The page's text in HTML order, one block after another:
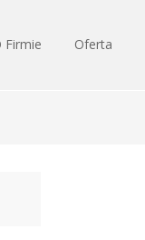
Firmie Oferta